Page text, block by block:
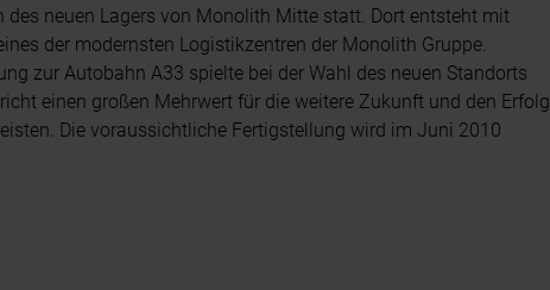
des neuen Lagers von Monolith Mitte statt. Dort entsteht mit
der modernsten Logistikzentren der Monolith Gruppe.
zur Autobahn A33 spielte bei der Wahl des neuen Standorts
einen großen Mehrwert für die weitere Zukunft und den Erfolg
Die voraussichtliche Fertigstellung wird im Juni 2010